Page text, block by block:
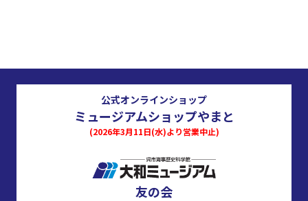
公式オンラインショップ
ミュージアムショップやまと
(2026年3月11日(水)より営業中止)
友の会